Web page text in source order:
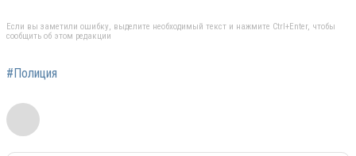
Если вы заметили ошибку, выделите необходимый текст и нажмите Ctrl+Enter, чтобы
сообщить об этом редакции
#Полиция